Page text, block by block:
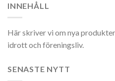
INNEHÅLL
Här skriver vi om nya
idrott och föreningsliv.
SENASTE NYTT